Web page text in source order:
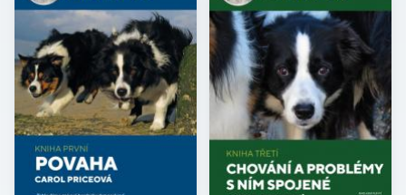
Autor:
Carol Priceová
Edice:
Portréty
Počet stran:
144
Formát:
165 x 237
Vazba:
V8a (pevná)
Obrazová část:
Barevné fotografie
Datum vydání:
23. 5. 2018
Autor:
Carol Priceová
Edice:
Portréty
Počet stran:
144
Formát:
165 x 235
Vazba:
V8a (pevná)
Obrazová část:
Barevné fotografie
Datum vydání:
27. 5. 2020